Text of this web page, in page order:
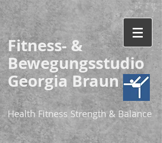
Fitness- &
Bewegungsstudio
Georgia Braun
Health Fitness Strength & Balance